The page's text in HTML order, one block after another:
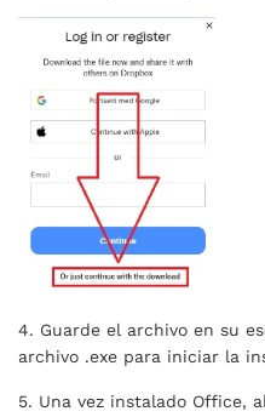
4. Guarde el archivo en su
archivo .exe para iniciar la
5. Una vez instalado Office,